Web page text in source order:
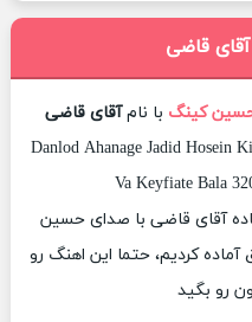
قاضی
کینگ با نامآقای قاضی
Danlod Ahanage Jadid Hosein
Va Keyfiate Bala
آقای قاضی با صدای حسین
کردیم، حتما این اهنگ رو
رو بگید